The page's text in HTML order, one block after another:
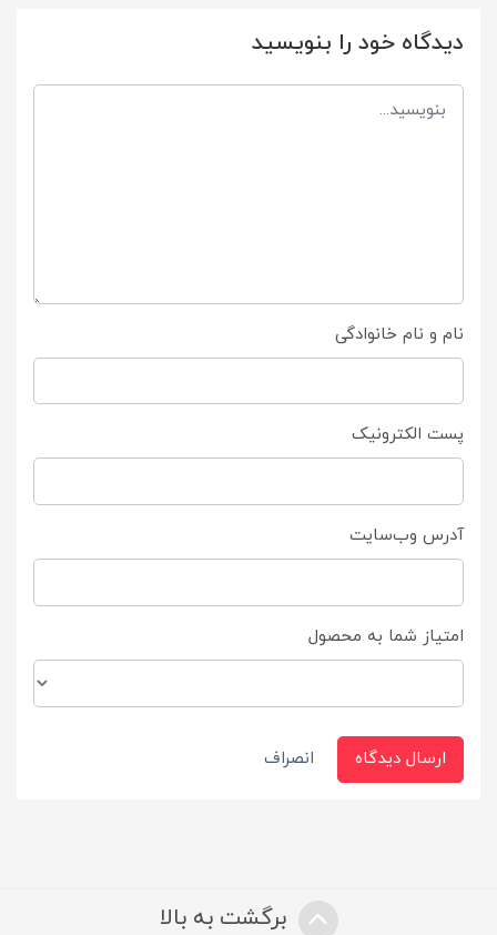
دیدگاه خود را بنویسید
نام و نام خانوادگی
پست الکترونیک
آدرس وب‌سایت
امتیاز شما به محصول
ارسال دیدگاه انصراف
برگشت به بالا